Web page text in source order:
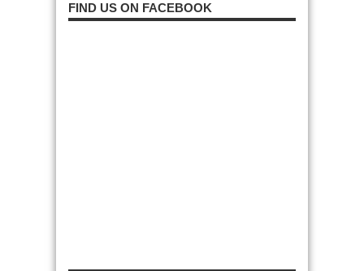
FIND US ON FACEBOOK